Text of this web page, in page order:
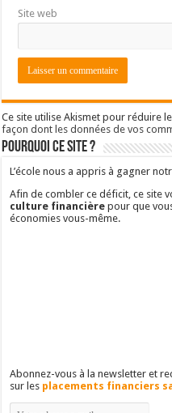
Site web
Ce site utilise Akismet pour réduire
façon dont les données de vos
Pourquoi ce site ?
L’école nous a appris à gagner
Afin de combler ce déficit, ce site
culture financière pour que
économies vous-même.
Abonnez-vous à la newsletter et
sur les placements financiers